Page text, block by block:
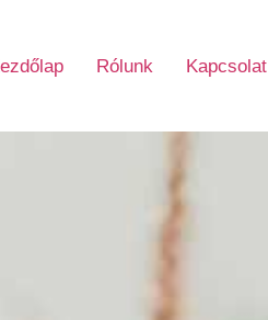
Rólunk Kapcsolat